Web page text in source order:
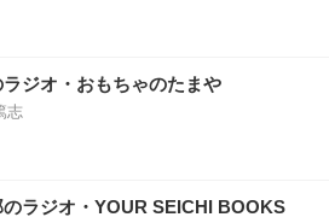
ラジオ・おもちゃのたまや
志
のラジオ・YOUR SEICHI BOOKS